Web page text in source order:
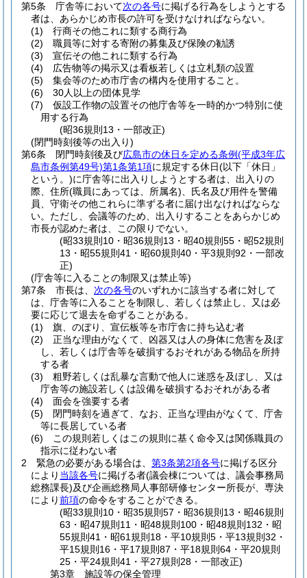
第5条
庁舎等において次の各号に掲げる行為をしようとする
者は、あらかじめ市長の許可を受けなければならない。
(1)
行商その他これに類する商行為
(2)
職員等に対する寄附の募集及び保険の勧誘
(3)
宣伝その他これに類する行為
(4)
広告物等の掲示又は看板若しくは立札類の設置
(5)
集会等のため市庁舎の構内を使用すること。
(6)
30人以上の団体見学
(7)
仮設工作物の設置その他庁舎等を一時的かつ特別に使
用する行為
(昭36規則13・一部改正)
(閉門時刻後等の出入り)
第6条
閉門時刻後及び広島市の休日を定める条例(平成3年広
島市条例第49号)第1条第1項に規定する休日(以下「休日」
という。)に庁舎等に出入りしようとする者は、出入りの
際、住所(職員にあっては、所属名) 、氏名及び用件を警備
員、守衛その他これらに準ずる者に届け出なければならな
い。 ただし、会議等のため、出入りすることをあらかじめ
市長が認めた者は、この限りでない。
(昭33規則10・昭36規則13・昭40規則55・昭52規則
13・昭55規則41・昭60規則40・平3規則92・一部改
正)
(庁舎等に入ることの制限又は禁止等)
第7条
市長は、 次の各号のいずれかに該当する者に対して
は、庁舎等に入ることを制限し、若しくは禁止し、又は必
要に応じて退去を命ずることがある。
(1)
旗、のぼり、宣伝板等を市庁舎に持ち込む者
(2)
正当な理由がなくて、凶器又は人の身体に危害を及ぼ
し、若しくは庁舎等を破損するおそれがある物品を所持
する者
(3)
粗野若しくは乱暴な言動で他人に迷惑を及ぼし、又は
庁舎等の施設若しくは設備を破損するおそれがある者
(4)
面会を強要する者
(5)
閉門時刻を過ぎて、なお、正当な理由がなくて、庁舎
等に長居している者
(6)
この規則若しくはこの規則に基く命令又は関係職員の
指示に従わない者
2
緊急の必要がある場合は、 第3条第2項各号に掲げる区分
により 当該各号に掲げる者(議会棟については、議会事務局
総務課長)及び企画総務局人事部研修センター所長が、専決
により前項の命令をすることができる。
(昭33規則10・昭35規則57・昭36規則13・昭46規則
63・昭47規則11・昭48規則100・昭48規則132・昭
55規則41・昭61規則18・平10規則5・平13規則32・
平15規則16・平17規則87・平18規則64・平20規則
25・平24規則41・平27規則28・一部改正)
第3章
施設等の保全管理